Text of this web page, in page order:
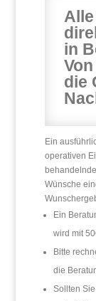
in
die
Ein
operativen
Wünsche
Ein
wird mit
Bitte
die
Sollten